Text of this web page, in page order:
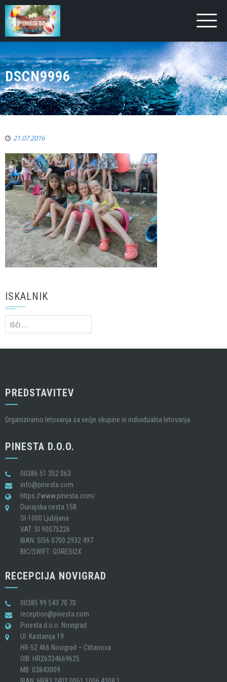
DSCN9996
21.07.2016
ISKALNIK
Išči:
PREDSTAVITEV
Organiziramo letovanja za večje skupine in individualna letovanja.
PINESTA D.O.O.
00386 51 352 063
info@pinesta.com
https://www.pinesta.com/
Dunajska cesta 158
SI-1000 Ljubljana
VAT: SI 90075226
IBAN: SI56 0700 2932 497
BIC/SWIFT: GORESI2X
RECEPCIJA NOVIGRAD
00385 99 543 70 70
reception@pinesta.com
Pinesta d.o.o. Novigrad
Ul. Kastanija 19
HR-52 466 Novigrad – Cittanova
OIB: HR26334669625
MB: 03843009